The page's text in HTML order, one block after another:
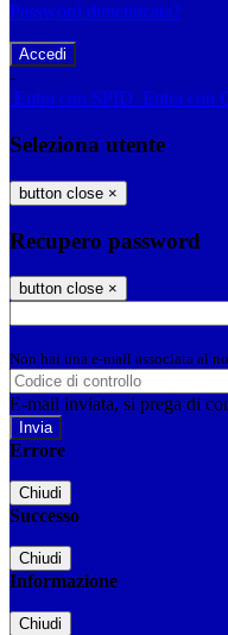
Password dimenticata?
-
Entra con SPID Entra con
Seleziona utente
button close ×
Recupero password
button close ×
Non hai una e-mail associata al
E-mail inviata, si prega di
Errore
Chiudi
Successo
Chiudi
Informazione
Chiudi